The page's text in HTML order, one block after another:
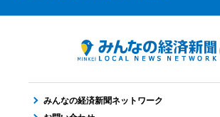
みんなの経済新聞ネットワーク